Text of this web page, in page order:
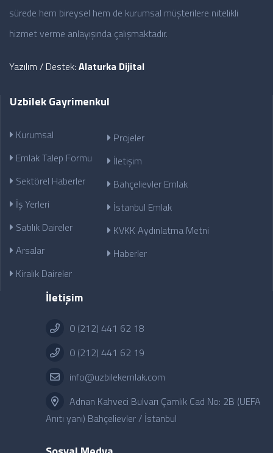
sürede hem bireysel hem de kurumsal müşterilere nitelikli
hizmet verme anlayışında çalışmaktadır.
Yazılım / Destek: Alaturka Dijital
Uzbilek Gayrimenkul
Kurumsal
Emlak Talep Formu
Sektörel Haberler
İş Yerleri
Satılık Daireler
Arsalar
Kiralık Daireler
Projeler
İletişim
Bahçelievler Emlak
İstanbul Emlak
KVKK Aydınlatma Metni
Haberler
İletişim
0 (212) 441 62 18
0 (212) 441 62 19
info@uzbilekemlak.com
Adnan Kahveci Bulvarı Çamlık Cad No: 2B (UEFA
Anıtı yanı) Bahçelievler / İstanbul